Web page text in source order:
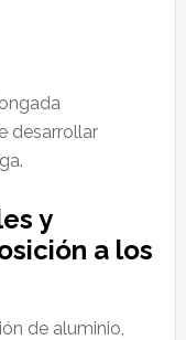
desarrollar
y
a los
de aluminio,